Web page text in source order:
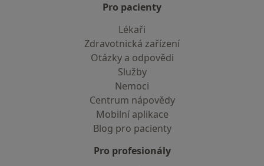
Pro pacienty
Lékaři
Zdravotnická zařízení
Otázky a odpovědi
Služby
Nemoci
Centrum nápovědy
Mobilní aplikace
Blog pro pacienty
Pro profesionály